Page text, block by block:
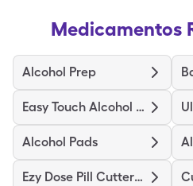
Medicamentos
Alcohol Prep
Easy Touch Alcohol Prep Medium
Alcohol Pads
Ezy Dose Pill Cutter Original